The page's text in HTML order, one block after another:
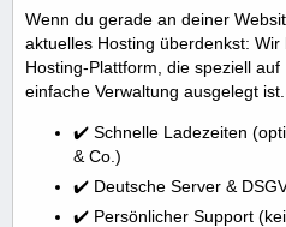
Wenn du gerade an deiner
aktuelles Hosting überdenkst:
Hosting-Plattform, die speziell
einfache Verwaltung ausgelegt ist.
✔️ Schnelle Ladezeiten
& Co.)
✔️ Deutsche Server &
✔️ Persönlicher Support